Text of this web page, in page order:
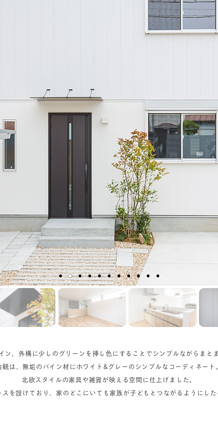
ン、外構に少しのグリーンを挿し色にすることでシンプルながらまと
観は、無垢のパイン材にホワイト&グレーのシンプルなコーディネート
北欧スタイルの家具や雑貨が映える空間に仕上げました。
を設けており、家のどこにいても家族が子どもとつながるようにし